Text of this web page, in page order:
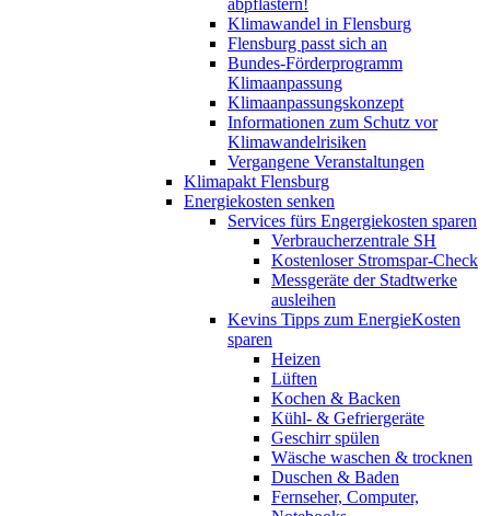
abpflastern!
Klimawandel in Flensburg
Flensburg passt sich an
Bundes-Förderprogramm
Klimaanpassung
Klimaanpassungskonzept
Informationen zum Schutz vor
Klimawandelrisiken
Vergangene Veranstaltungen
Klimapakt Flensburg
Energiekosten senken
Services fürs Engergiekosten sparen
Verbraucherzentrale SH
Kostenloser Stromspar-Check
Messgeräte der Stadtwerke
ausleihen
Kevins Tipps zum EnergieKosten
sparen
Heizen
Lüften
Kochen & Backen
Kühl- & Gefriergeräte
Geschirr spülen
Wäsche waschen & trocknen
Duschen & Baden
Fernseher, Computer,